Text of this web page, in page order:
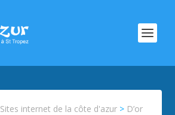
Sites internet de la côte d'azur > D’or